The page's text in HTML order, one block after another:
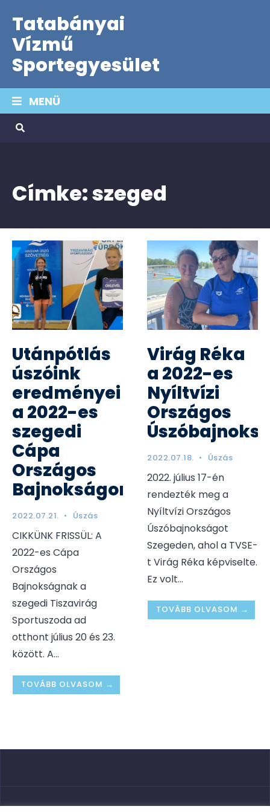
Tatabányai
Vízmű
Sportegyesület
MENÜ
Címke:szeged
Utánpótlás
úszóink
eredményei
a 2022-es
szegedi
Cápa
Országos
Bajnokságon
2022.07.21. • Úszás
CIKKÜNK FRISSÜL: A
2022-es Cápa
Országos
Bajnokságnak a
szegedi Tiszavirág
Sportuszoda ad
otthont július 20 és 23.
között. A...
TOVÁBB OLVASOM →
Virág Réka
a 2022-es
Nyíltvízi
Országos
2022.07.18. • Úszás
2022. július 17-én
rendezték meg a
Nyíltvízi Országos
Úszóbajnokságot
Szegeden, ahol a TVSE-
t Virág Réka képviselte.
Ez volt...
TOVÁBB OLVASOM →